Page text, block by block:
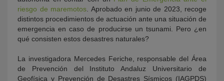
riesgo de maremotos . Aprobado en junio de 2023, recoge
distintos procedimientos de actuación ante una situación de
emergencia en caso de producirse un tsunami. Pero ¿en
qué consisten estos desastres naturales?
La investigadora Mercedes Feriche, responsable del Área
de Prevención del Instituto Andaluz Universitario de
Geofísica y Prevención de Desastres Sísmicos (IAGPDS)